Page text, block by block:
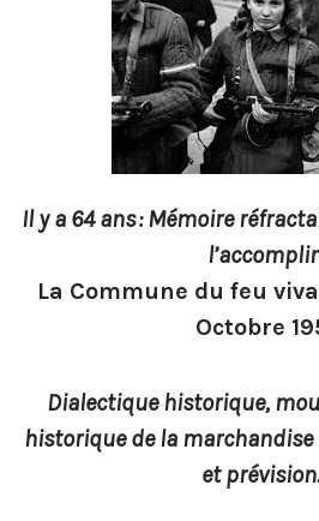
Il y a 64 ans : Mémoire
l’accomplir
La Commune du feu
Octobre
Dialectique historique,
historique de la
et